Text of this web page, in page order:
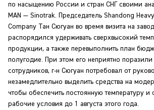
по насыщению России и стран СНГ своими
MAN — Sinotrak. Председатель Shandong
Company Тан Сюгуан во время визита на
распорядился удерживать сверхвысокий
продукции, а также перевыполнить план
полугодие. При этом его неприятно поразили
сотрудников, г-н Сюгуан потребовал от
незамедлительно выделить средства на
чтобы обеспечить постоянную температуру и
рабочие условия до 1 августа этого года.